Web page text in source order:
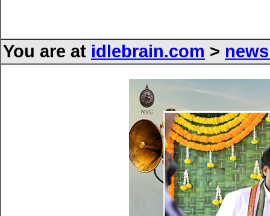
You are at idlebrain.com >